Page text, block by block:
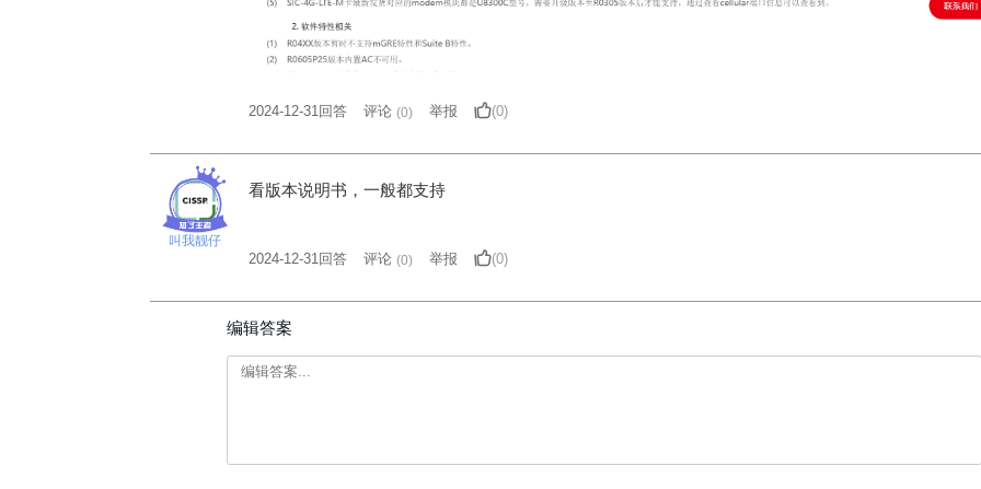
2024-12-31回答 评论 (0) 举报 (0)
叫我靓仔
看版本说明书，一般都支持
2024-12-31回答 评论 (0) 举报 (0)
编辑答案